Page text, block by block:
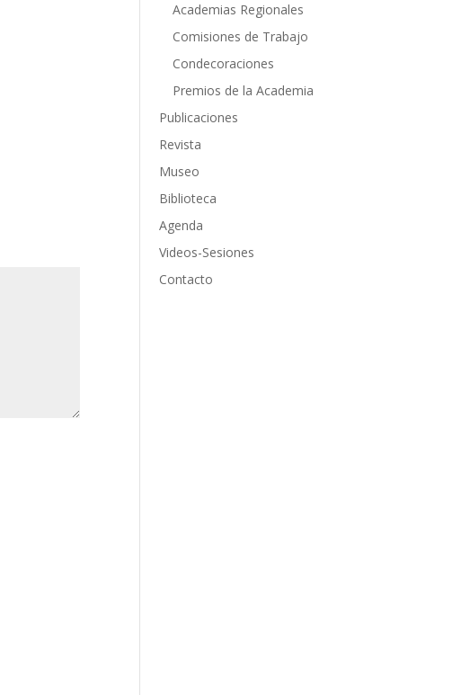
Academias Regionales
Comisiones de Trabajo
Condecoraciones
Premios de la Academia
Publicaciones
Revista
Museo
Biblioteca
Agenda
Videos-Sesiones
Contacto